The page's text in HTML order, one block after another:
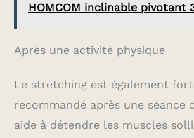
HOMCOM inclinable pivotant
Après une activité physique
Le stretching est également
recommandé après une séance
aide à détendre les muscles